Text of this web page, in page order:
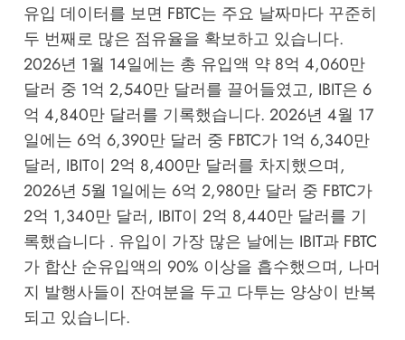
유입 데이터를 보면 FBTC는 주요 날짜마다 꾸준히
두 번째로 많은 점유율을 확보하고 있습니다.
2026년 1월 14일에는 총 유입액 약 8억 4,060만
달러 중 1억 2,540만 달러를 끌어들였고, IBIT은 6
억 4,840만 달러를 기록했습니다. 2026년 4월 17
일에는 6억 6,390만 달러 중 FBTC가 1억 6,340만
달러, IBIT이 2억 8,400만 달러를 차지했으며,
2026년 5월 1일에는 6억 2,980만 달러 중 FBTC가
2억 1,340만 달러, IBIT이 2억 8,440만 달러를 기
록했습니다 . 유입이 가장 많은 날에는 IBIT과 FBTC
가 합산 순유입액의 90% 이상을 흡수했으며, 나머
지 발행사들이 잔여분을 두고 다투는 양상이 반복
되고 있습니다.